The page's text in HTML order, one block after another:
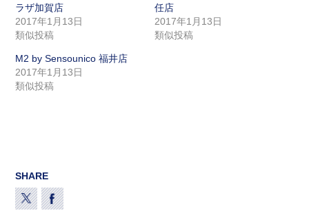
ラザ加賀店
2017年1月13日
類似投稿
任店
2017年1月13日
類似投稿
M2 by Sensounico 福井店
2017年1月13日
類似投稿
SHARE